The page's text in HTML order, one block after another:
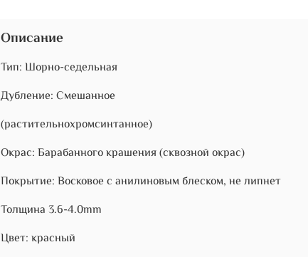
Описание
Тип: Шорно-седельная
Дубление: Смешанное
(растительнохромсинтанное)
Окрас: Барабанного крашения (сквозной окрас)
Покрытие: Восковое с анилиновым блеском, не липнет
Толщина 3.6-4.0mm
Цвет: красный